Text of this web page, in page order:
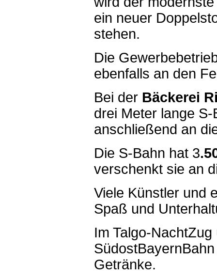
ein neuer
stehen.
Die
ebenfalls an den
Bei der Bäckerei
drei Meter lange
anschließend an
Die S-Bahn hat 3
verschenkt sie an
Viele Künstler und
Spaß und
Im Talgo-
Getränke.